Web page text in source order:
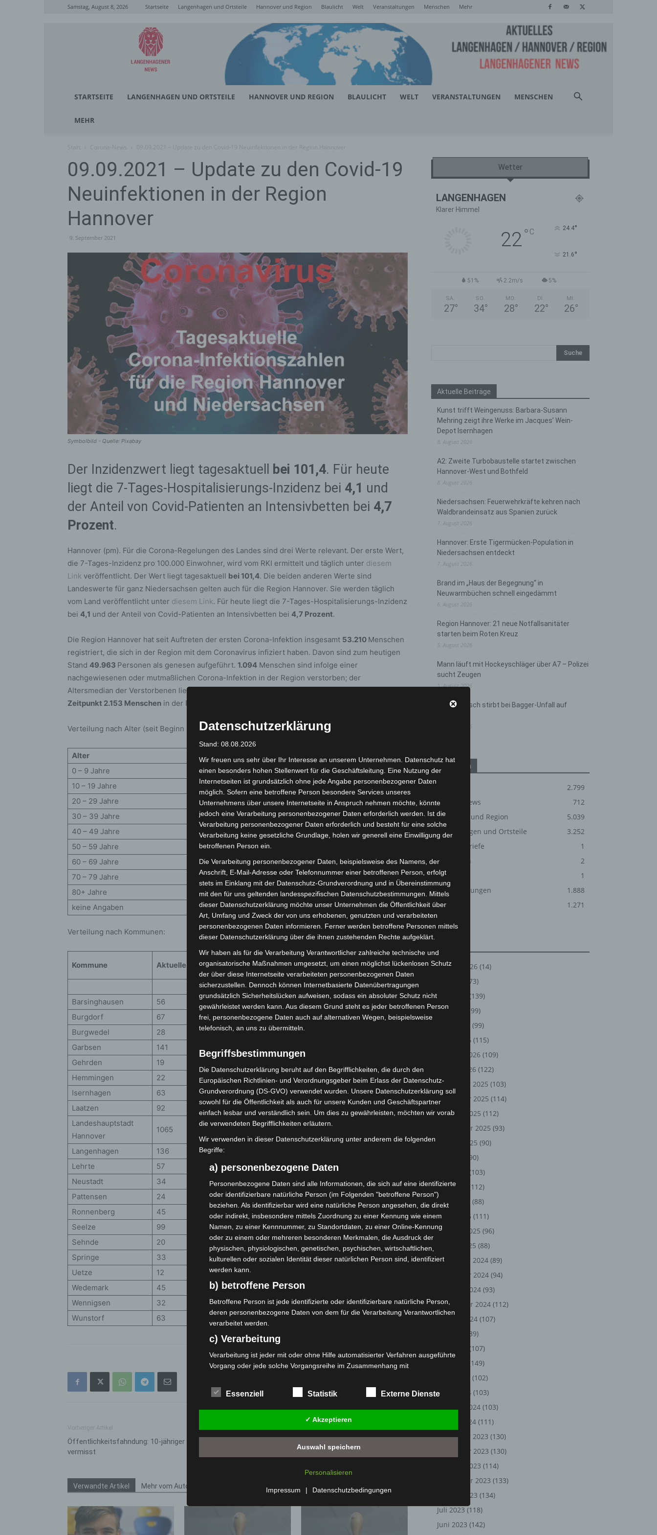
Samstag, August 8, 2026 Startseite Langenhagen und Ortsteile Hannover und Region Blaulicht Welt Veranstaltungen Menschen Mehr
Langenhagener
News
STARTSEITE LANGENHAGEN UND ORTSTEILE HANNOVER UND REGION BLAULICHT WELT VERANSTALTUNGEN MENSCHEN
MEHR
09.09.2021 – Update zu den Covid-19
Neuinfektionen in der Region
Hannover
9. September 2021
Symbolbild - Quelle: Pixabay
Der Inzidenzwert liegt tagesaktuell bei 101,4. Für heute
liegt die 7-Tages-Hospitalisierungs-Inzidenz bei 4,1 und
der Anteil von Covid-Patienten an Intensivbetten bei 4,7
Prozent.
Hannover (pm). Für die Corona-Regelungen des Landes sind drei Werte relevant. Der erste Wert,
die 7-Tages-Inzidenz pro 100.000 Einwohner, wird vom RKI ermittelt und täglich unter diesem
Link veröffentlicht. Der Wert liegt tagesaktuell bei 101,4. Die beiden anderen Werte sind
Landeswerte für ganz Niedersachsen gelten auch für die Region Hannover. Sie werden täglich
vom Land veröffentlicht unter diesem Link. Für heute liegt die 7-Tages-Hospitalisierungs-Inzidenz
bei 4,1 und der Anteil von Covid-Patienten an Intensivbetten bei 4,7 Prozent.
Die Region Hannover hat seit Auftreten der ersten Corona-Infektion insgesamt 53.210 Menschen
registriert, die sich in der Region mit dem Coronavirus infiziert haben. Davon sind zum heutigen
Stand 49.963 Personen als genesen aufgeführt. 1.094 Menschen sind infolge einer
nachgewiesenen oder mutmaßlichen Corona-Infektion in der Region verstorben; der
Altersmedian der Verstorbenen liegt bei 84 Jahren. Somit sind
Zeitpunkt 2.153 Menschen in der Region infiziert.
Verteilung nach Alter (seit Beginn der Erfassung):
Alter
Fallzahl Gesamt seit Ausbruch
0 – 9 Jahre
4287
10 – 19 Jahre
6522
20 – 29 Jahre
9440
30 – 39 Jahre
8403
40 – 49 Jahre
7577
50 – 59 Jahre
7131
60 – 69 Jahre
3775
70 – 79 Jahre
2158
80+ Jahre
3474
keine Angaben
443
Verteilung nach Kommunen:
Kommune Aktuelle Fallzahl
Fallzahl Gesamt seit
Ausbruch
7-Tage-Inzidenz
Barsinghausen 56 1197
100,0
Burgdorf
67 1220
117,4
Burgwedel
28 629
Garbsen
141 3671
Gehrden
19
Hemmingen
22 683
51,1
Isernhagen
63 918
121,3
Laatzen
92 2143
126,5
Landeshauptstadt
Hannover
1065 26114
Langenhagen 136
Lehrte
57 2279
86,6
Neustadt
34 1574
30,9
Pattensen
24 457
113,1
Ronnenberg
45 1181
120,8
Seelze
99 1767
139,4
Sehnde
20 975
58,9
Springe
33 995
53,4
Uetze
12 767
Wedemark
45 1010
Wennigsen
32 450
153,0
Wunstorf
63 1406 85,3
Öffentlichkeitsfahndung: 10-jähriger Junge
vermisst
Deutschen Lichtdesign-Preis nominiert
Verwandte Artikel Mehr vom Autor
Wetter
LANGENHAGEN
Klarer Himmel
22° C 24.4°
21.6°
51% 2.2m/s 5%
SA.
27°
SO.
34°
MO.
28°
DI.
22°
MI.
26°
Aktuelle Beiträge
Kunst trifft Weingenuss: Barbara-Susann
Mehring zeigt ihre Werke im Jacques’ Wein-
Depot Isernhagen
8. August 2026
A2: Zweite Turbobaustelle startet zwischen
Hannover-West und Bothfeld
8. August 2026
Niedersachsen: Feuerwehrkräfte kehren nach
Waldbrandeinsatz aus Spanien zurück
7. August 2026
Hannover: Erste Tigermücken-Population in
Niedersachsen entdeckt
7. August 2026
Brand im „Haus der Begegnung“ in
Neuwarmbüchen schnell eingedämmt
6. August 2026
Region Hannover: 21 neue Notfallsanitäter
starten beim Roten Kreuz
5. August 2026
Mann läuft mit Hockeyschläger über A7 – Polizei
sucht Zeugen
5. August 2026
Celle: Mensch stirbt bei Bagger-Unfall auf
Kategorien
2.799
Corona-News
712
Hannover und Region
5.039
Langenhagen und Ortsteile
3.252
Leserbriefe
1
Menschen
2
Über uns
1
Veranstaltungen
1.888
Welt
1.271
August 2026 (14)
(73)
(139)
Mai 2026
(99)
(99)
März 2026 (115)
Februar 2026 (109)
Januar 2026 (122)
Dezember 2025 (103)
November 2025 (114)
Oktober 2025 (112)
September 2025 (93)
August 2025 (90)
(90)
(103)
Mai 2025
(112)
April 2025
(88)
März 2025 (111)
Februar 2025 (96)
Januar 2025 (88)
Dezember 2024 (89)
November 2024 (94)
Oktober 2024 (93)
September 2024 (112)
August 2024 (107)
(89)
(107)
(149)
(102)
März 2024 (103)
Februar 2024 (103)
Januar 2024 (111)
Dezember 2023 (130)
November 2023 (130)
Oktober 2023 (114)
September 2023 (133)
August 2023 (134)
Juli 2023 (118)
Juni 2023 (142)
Datenschutzerklärung
Stand: 08.08.2026
Wir freuen uns sehr über Ihr Interesse an unserem Unternehmen. Datenschutz hat
einen besonders hohen Stellenwert für die Geschäftsleitung. Eine Nutzung der
Internetseiten ist grundsätzlich ohne jede Angabe personenbezogener Daten
möglich. Sofern eine betroffene Person besondere Services unseres
Unternehmens über unsere Internetseite in Anspruch nehmen möchte, könnte
jedoch eine Verarbeitung personenbezogener Daten erforderlich werden. Ist die
Verarbeitung personenbezogener Daten erforderlich und besteht für eine solche
Verarbeitung keine gesetzliche Grundlage, holen wir generell eine Einwilligung der
betroffenen Person ein.
Die Verarbeitung personenbezogener Daten, beispielsweise des Namens, der
Anschrift, E-Mail-Adresse oder Telefonnummer einer betroffenen Person, erfolgt
stets im Einklang mit der Datenschutz-Grundverordnung und in Übereinstimmung
mit den für uns geltenden landesspezifischen Datenschutzbestimmungen. Mittels
dieser Datenschutzerklärung möchte unser Unternehmen die Öffentlichkeit über
Art, Umfang und Zweck der von uns erhobenen, genutzten und verarbeiteten
personenbezogenen Daten informieren. Ferner werden betroffene Personen mittels
dieser Datenschutzerklärung über die ihnen zustehenden Rechte aufgeklärt.
Wir haben als für die Verarbeitung Verantwortlicher zahlreiche technische und
organisatorische Maßnahmen umgesetzt, um einen möglichst lückenlosen Schutz
der über diese Internetseite verarbeiteten personenbezogenen Daten
sicherzustellen. Dennoch können Internetbasierte Datenübertragungen
grundsätzlich Sicherheitslücken aufweisen, sodass ein absoluter Schutz nicht
gewährleistet werden kann. Aus diesem Grund steht es jeder betroffenen Person
frei, personenbezogene Daten auch auf alternativen Wegen, beispielsweise
telefonisch, an uns zu übermitteln.
Begriffsbestimmungen
Die Datenschutzerklärung beruht auf den Begrifflichkeiten, die durch den
Europäischen Richtlinien- und Verordnungsgeber beim Erlass der Datenschutz-
Grundverordnung (DS-GVO) verwendet wurden. Unsere Datenschutzerklärung soll
sowohl für die Öffentlichkeit als auch für unsere Kunden und Geschäftspartner
einfach lesbar und verständlich sein. Um dies zu gewährleisten, möchten wir vorab
die verwendeten Begrifflichkeiten erläutern.
Wir verwenden in dieser Datenschutzerklärung unter anderem die folgenden
Begriffe:
a) personenbezogene Daten
Personenbezogene Daten sind alle Informationen, die sich auf eine identifizierte
oder identifizierbare natürliche Person (im Folgenden "betroffene Person")
beziehen. Als identifizierbar wird eine natürliche Person angesehen, die direkt
oder indirekt, insbesondere mittels Zuordnung zu einer Kennung wie einem
Namen, zu einer Kennnummer, zu Standortdaten, zu einer Online-Kennung
oder zu einem oder mehreren besonderen Merkmalen, die Ausdruck der
physischen, physiologischen, genetischen, psychischen, wirtschaftlichen,
kulturellen oder sozialen Identität dieser natürlichen Person sind, identifiziert
werden kann.
b) betroffene Person
Betroffene Person ist jede identifizierte oder identifizierbare natürliche Person,
deren personenbezogene Daten von dem für die Verarbeitung Verantwortlichen
verarbeitet werden.
c) Verarbeitung
Verarbeitung ist jeder mit oder ohne Hilfe automatisierter Verfahren ausgeführte
Vorgang oder jede solche Vorgangsreihe im Zusammenhang mit
das Ordnen, die Speicherung, die Anpassung oder Veränderung, das Auslesen,
das Abfragen, die Verwendung, die Offenlegung durch Übermittlung, Verbreitung
oder eine andere Form der Bereitstellung, den Abgleich oder die Verknüpfung,
die Einschränkung, das Löschen oder die Vernichtung.
d) Einschränkung der Verarbeitung
Einschränkung der Verarbeitung ist die Markierung gespeicherter
Profiling ist jede Art der automatisierten Verarbeitung personenbezogener
Daten, die darin besteht, dass diese personenbezogenen Daten verwendet
werden, um bestimmte persönliche Aspekte, die sich auf eine natürliche Person
Essenziell Statistik Externe Dienste
✓ Akzeptieren
Auswahl speichern
Personalisieren
Impressum | Datenschutzbedingungen